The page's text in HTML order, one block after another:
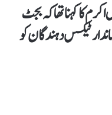
کا کہنا تھا کہ بجٹ
ٹیکس دہندگان کو